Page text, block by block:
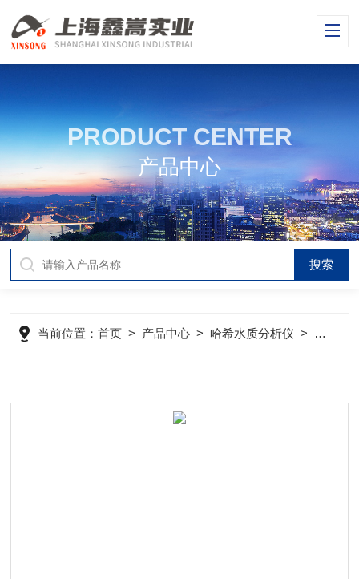
PRODUCT CENTER
产品中心
当前位置：首页 > 产品中心 > 哈希水质分析仪 > 哈希分